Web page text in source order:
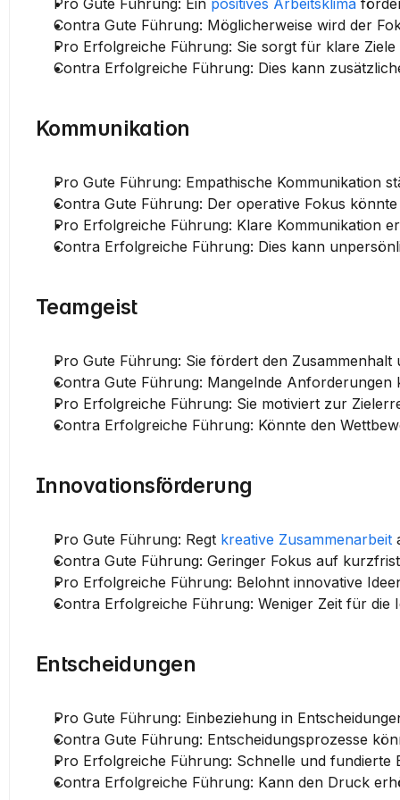
Pro Gute Führung: Ein positives Arbeitsklima
Contra Gute Führung: Möglicherweise wird der
Pro Erfolgreiche Führung: Sie sorgt für klare
Contra Erfolgreiche Führung: Dies kann
Kommunikation
Pro Gute Führung: Empathische Kommunikation
Contra Gute Führung: Der operative Fokus
Pro Erfolgreiche Führung: Klare Kommunikation
Contra Erfolgreiche Führung: Dies kann
Teamgeist
Pro Gute Führung: Sie fördert den Zusammenhalt
Contra Gute Führung: Mangelnde Anforderungen
Pro Erfolgreiche Führung: Sie motiviert zur
Contra Erfolgreiche Führung: Könnte den
Innovationsförderung
Pro Gute Führung: Regt kreative Zusammenarbeit
Contra Gute Führung: Geringer Fokus auf
Pro Erfolgreiche Führung: Belohnt innovative
Contra Erfolgreiche Führung: Weniger Zeit für die
Entscheidungen
Pro Gute Führung: Einbeziehung in
Contra Gute Führung: Entscheidungsprozesse
Pro Erfolgreiche Führung: Schnelle und fundierte
Contra Erfolgreiche Führung: Kann den Druck